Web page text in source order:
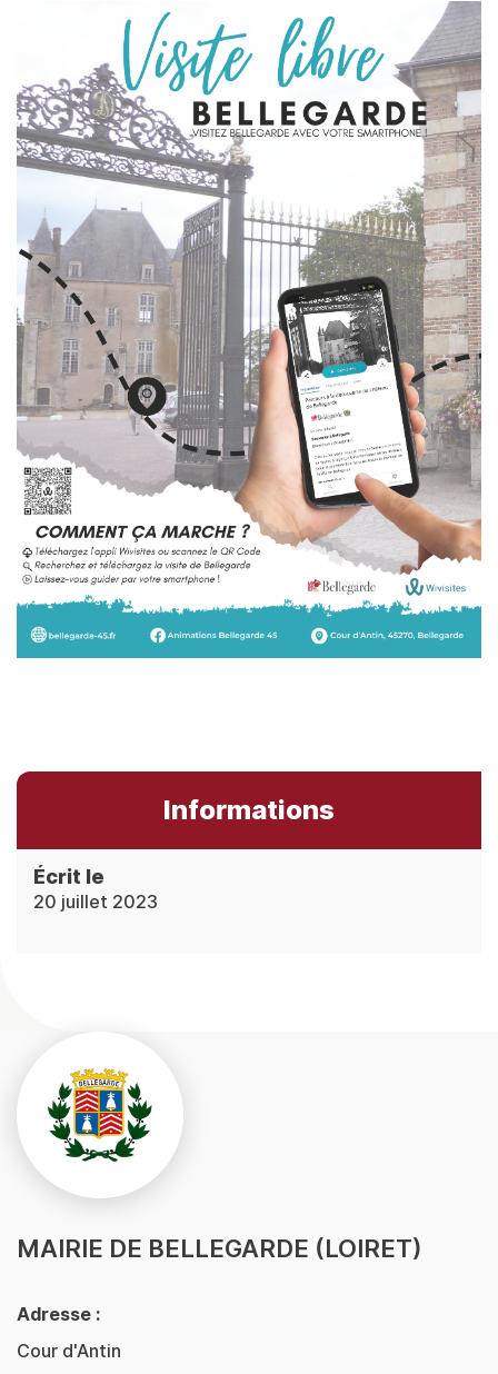
Informations
Écrit le
20 juillet 2023
MAIRIE DE BELLEGARDE (LOIRET)
Adresse :
Cour d'Antin